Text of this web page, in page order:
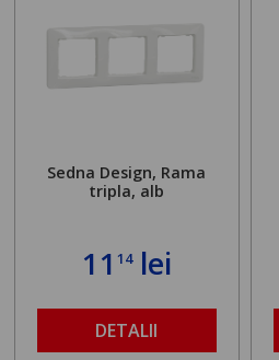
Sedna Design, Rama
tripla, alb
11 14lei
DETALII